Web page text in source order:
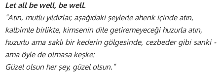
Let all be well, be well.
“Atın, mutlu yıldızlar, aşağıdaki şeylerle ahenk içinde atın,
kalbimle birlikte, kimsenin dile getiremeyeceği huzurla atın,
huzurlu ama saklı bir kederin gölgesinde, cezbeder gibi sanki -
ama öyle de olmasa keşke:
Güzel olsun her şey, güzel olsun.”